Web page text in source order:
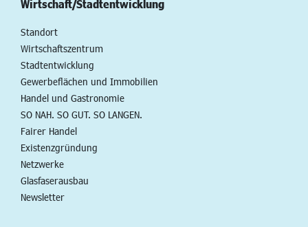
Wirtschaft/Stadtentwicklung
Standort
Wirtschaftszentrum
Stadtentwicklung
Gewerbeflächen und Immobilien
Handel und Gastronomie
SO NAH. SO GUT. SO LANGEN.
Fairer Handel
Existenzgründung
Netzwerke
Glasfaserausbau
Newsletter